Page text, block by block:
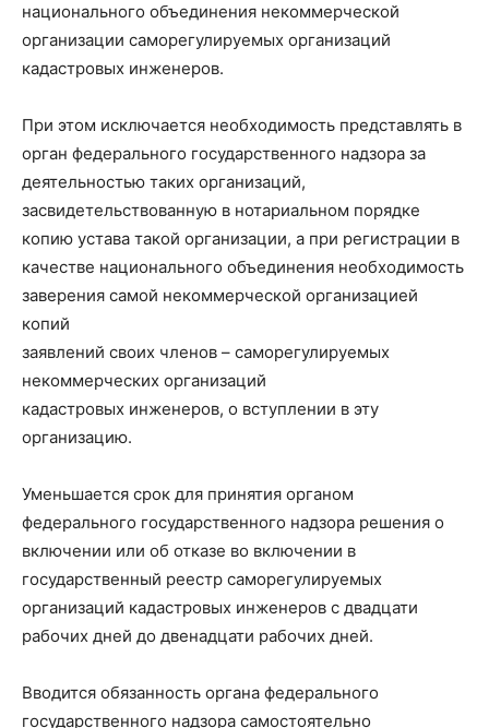
национального объединения некоммерческой
организации саморегулируемых организаций
кадастровых инженеров.
При этом исключается необходимость представлять в
орган федерального государственного надзора за
деятельностью таких организаций,
засвидетельствованную в нотариальном порядке
копию устава такой организации, а при регистрации в
качестве национального объединения необходимость
заверения самой некоммерческой организацией
копий
заявлений своих членов – саморегулируемых
некоммерческих организаций
кадастровых инженеров, о вступлении в эту
организацию.
Уменьшается срок для принятия органом
федерального государственного надзора решения о
включении или об отказе во включении в
государственный реестр саморегулируемых
организаций кадастровых инженеров с двадцати
рабочих дней до двенадцати рабочих дней.
Вводится обязанность органа федерального
государственного надзора самостоятельно